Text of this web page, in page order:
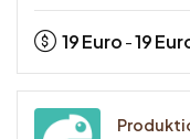
19Euro -19